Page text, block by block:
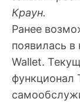
Краун.
Ранее
появилась
Wallet.
функционал